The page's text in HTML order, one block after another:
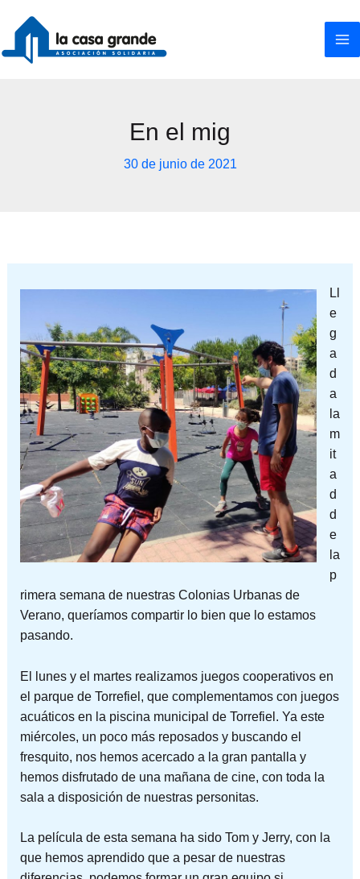
contenido
En el mig
30 de junio de 2021
Ll
e
g
a
d
a
la
m
it
a
d
d
e
la
p
rimera semana de nuestras Colonias Urbanas de
Verano, queríamos compartir lo bien que lo estamos
pasando.
El lunes y el martes realizamos juegos cooperativos en
el parque de Torrefiel, que complementamos con juegos
acuáticos en la piscina municipal de Torrefiel. Ya este
miércoles, un poco más reposados y buscando el
fresquito, nos hemos acercado a la gran pantalla y
hemos disfrutado de una mañana de cine, con toda la
sala a disposición de nuestras personitas.
La película de esta semana ha sido Tom y Jerry, con la
que hemos aprendido que a pesar de nuestras